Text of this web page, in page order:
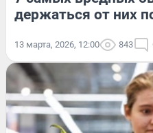
держаться от них
13 марта, 2026, 12:00 843